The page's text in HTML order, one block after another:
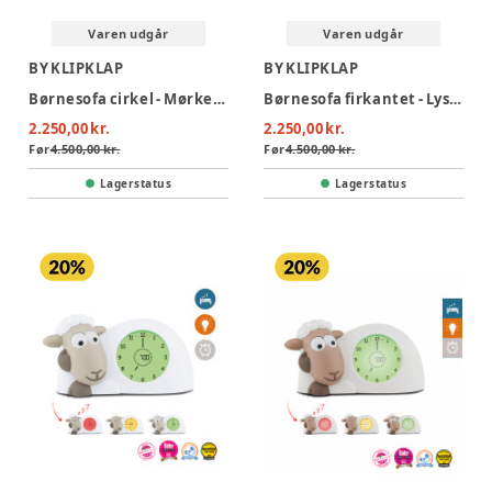
Varen udgår
BY KLIPKLAP
Børnesofa cirkel - Mørkegrå m. sortgrå knap
2.250,00 kr.
Før4.500,00 kr.
Lagerstatus
Varen udgår
BY KLIPKLAP
Børnesofa firkantet - Lysegrå m. mørkegrå knap
2.250,00 kr.
Før4.500,00 kr.
Lagerstatus